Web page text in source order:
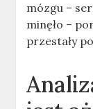
mózgu –
minęło –
przestały